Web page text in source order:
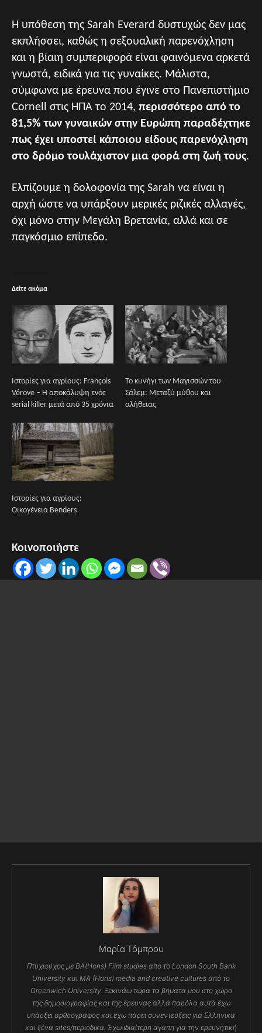
H υπόθεση της Sarah Everard δυστυχώς δεν μας
εκπλήσσει, καθώς η σεξουαλική παρενόχληση
και η βίαιη συμπεριφορά είναι φαινόμενα αρκετά
γνωστά, ειδικά για τις γυναίκες. Μάλιστα,
σύμφωνα με έρευνα που έγινε στο Πανεπιστήμιο
Cornell στις ΗΠΑ το 2014, περισσότερο από το
81,5% των γυναικών στην Ευρώπη παραδέχτηκε
πως έχει υποστεί κάποιου είδους παρενόχληση
στο δρόμο τουλάχιστον μια φορά στη ζωή τους.
Eλπίζουμε η δολοφονία της Sarah να είναι η
αρχή ώστε να υπάρξουν μερικές ριζικές αλλαγές,
όχι μόνο στην Μεγάλη Βρετανία, αλλά και σε
παγκόσμιο επίπεδο.
Δείτε ακόμα
Ιστορίες για αγρίους: François
Vérove – Η αποκάλυψη ενός
serial killer μετά από 35 χρόνια
Το κυνήγι των Μαγισσών του
Σάλεμ: Μεταξύ μύθου και
αλήθειας
Ιστορίες για αγρίους:
Οικογένεια Benders
Κοινοποιήστε
Μαρία Τόμπρου
Πτυχιούχος με ΒΑ(Ηοns) Film studies από το London South Bank
University και MA (Hons) media and creative cultures από το
Greenwich University. Ξεκινάω τώρα τα βήματα μου στο χώρο
της δημοσιογραφίας και της έρευνας αλλά παρόλα αυτά έχω
υπάρξει αρθρογράφος και έχω πάρει συνεντεύξεις για Ελληνικά
και ξένα sites/περιοδικά. Έχω ιδιαίτερη αγάπη για την ερευνητική